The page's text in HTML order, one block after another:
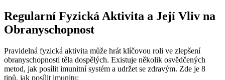
Regularní Fyzická Aktivita a Její Vliv na
Obranyschopnost
Pravidelná fyzická aktivita může hrát klíčovou roli ve zlepšení
obranyschopnosti těla dospělých. Existuje několik osvědčených
metod, jak posílit imunitní systém a udržet se zdravým. Zde je 8
tipů, jak posílit imunitu: